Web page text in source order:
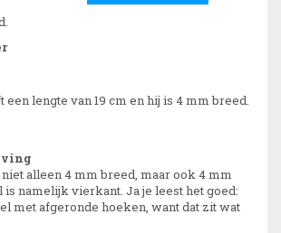
een lengte van 19 cm en hij is 4 mm breed.
alleen 4 mm breed, maar ook 4 mm
is namelijk vierkant. Ja je leest het goed:
met afgeronde hoeken, want dat zit wat